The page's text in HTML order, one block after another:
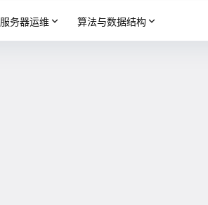
服务器运维 算法与数据结构